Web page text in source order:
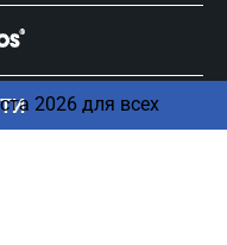
2026 для всех